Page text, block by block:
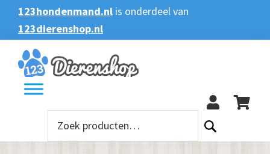
Spring
naar
de
hoofdnavigatie
Door
naar
de
hoofd
inhoud
Spring
naar
de
voettekst
123hondenmand.nl is onderdeel van
123dierenshop.nl
Zoeken
Zoeken
naar: